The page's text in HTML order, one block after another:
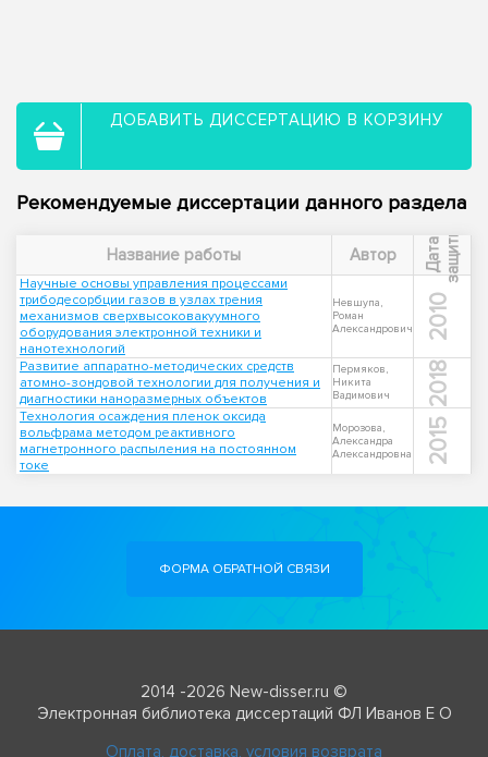
ДОБАВИТЬ ДИССЕРТАЦИЮ В КОРЗИНУ
Рекомендуемые диссертации данного раздела
Название работы Автор Д
а
т
а
з
а
щ
и
т ы
Научные основы управления процессами
трибодесорбции газов в узлах трения
механизмов сверхвысоковакуумного
оборудования электронной техники и
нанотехнологий
Невшупа,
Роман
Александрович
2010
Развитие аппаратно-методических средств
атомно-зондовой технологии для получения и
диагностики наноразмерных объектов
Пермяков,
Никита
Вадимович
2018
Технология осаждения пленок оксида
вольфрама методом реактивного
магнетронного распыления на постоянном
токе
Морозова,
Александра
Александровна
2015
ФОРМА ОБРАТНОЙ СВЯЗИ
2014 -2026 New-disser.ru ©
Электронная библиотека диссертаций ФЛ Иванов Е О
Оплата, доставка, условия возврата